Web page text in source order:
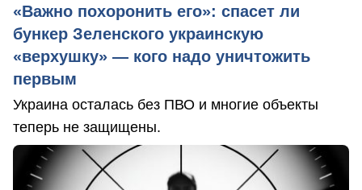
«Важно похоронить его»: спасет ли
бункер Зеленского украинскую
«верхушку» — кого надо уничтожить
первым
Украина осталась без ПВО и многие объекты
теперь не защищены.